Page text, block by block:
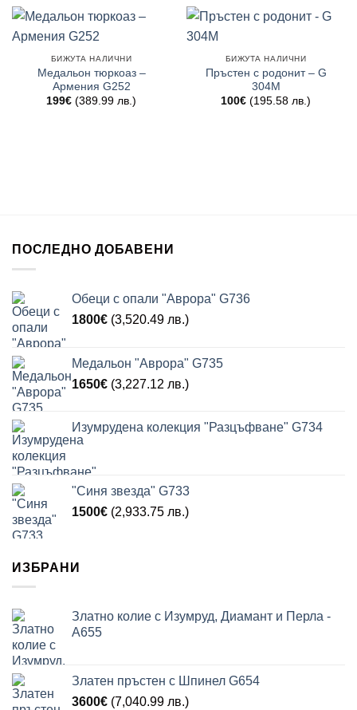
БИЖУТА НАЛИЧНИ
Медальон тюркоаз –
Армения G252
199€ (389.99 лв.)
БИЖУТА НАЛИЧНИ
Пръстен с родонит – G
304M
100€ (195.58 лв.)
ПОСЛЕДНО ДОБАВЕНИ
Обеци с опали "Аврора" G736
1800€ (3,520.49 лв.)
Медальон "Аврора" G735
1650€ (3,227.12 лв.)
Изумрудена колекция "Разцъфване" G734
"Синя звезда" G733
1500€ (2,933.75 лв.)
ИЗБРАНИ
Златно колие с Изумруд, Диамант и Перла -
A655
Златен пръстен с Шпинел G654
3600€ (7,040.99 лв.)